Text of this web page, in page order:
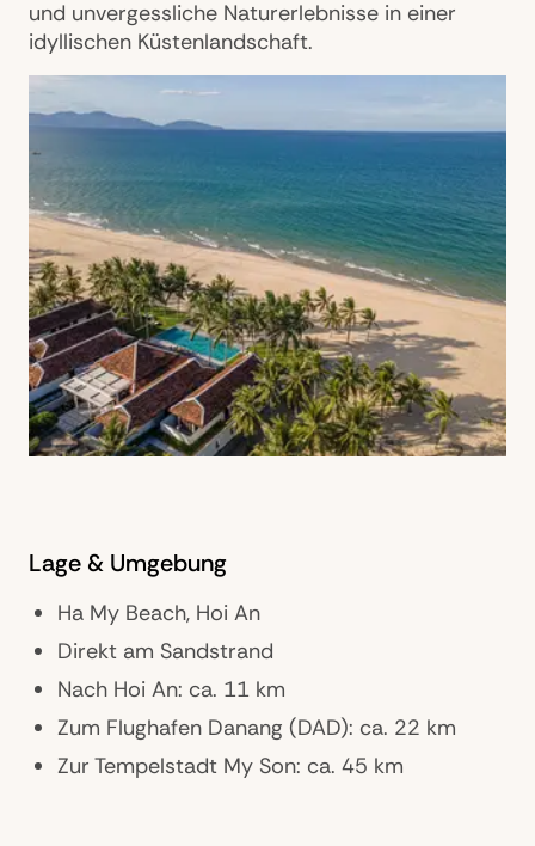
und unvergessliche Naturerlebnisse in einer
idyllischen Küstenlandschaft.
Lage & Umgebung
Ha My Beach, Hoi An
Direkt am Sandstrand
Nach Hoi An: ca. 11 km
Zum Flughafen Danang (DAD): ca. 22 km
Zur Tempelstadt My Son: ca. 45 km